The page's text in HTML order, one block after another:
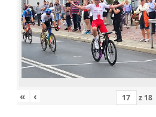
« ‹ z 18